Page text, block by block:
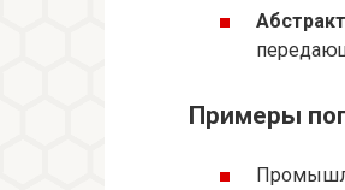
Примеры